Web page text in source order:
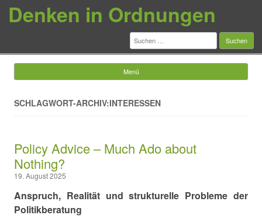
Denken in Ordnungen
Suchen
nach:
Menü
SCHLAGWORT-ARCHIV:INTERESSEN
Policy Advice – Much Ado about
Nothing?
19. August 2025
Anspruch, Realität und strukturelle Probleme der
Politikberatung